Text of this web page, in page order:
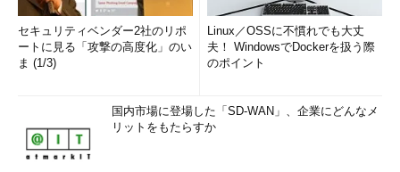
セキュリティベンダー2社のリポ
ートに見る「攻撃の高度化」のい
ま (1/3)
Linux／OSSに不慣れでも大丈
夫！ WindowsでDockerを扱う際
のポイント
国内市場に登場した「SD-WAN」、企業にどんなメ
リットをもたらすか